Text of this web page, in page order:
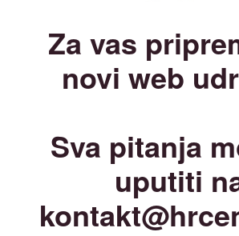
Za vas
novi web
Sva pitanja
uputiti